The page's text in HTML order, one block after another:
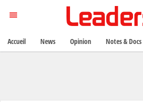
Accueil News Opinion Notes & Docs